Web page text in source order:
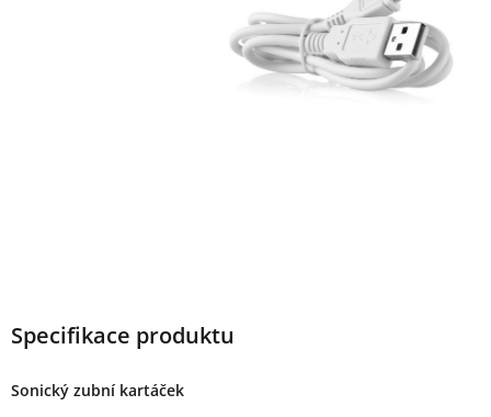
Specifikace produktu
Sonický zubní kartáček